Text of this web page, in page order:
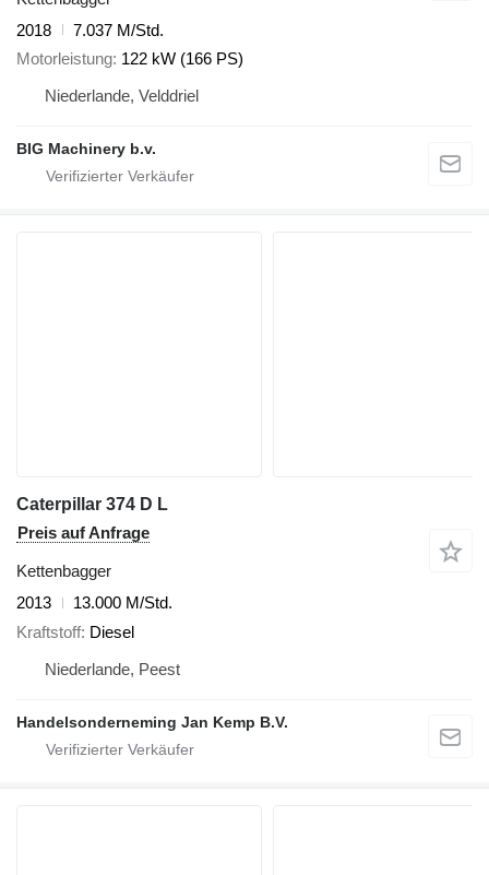
2018
7.037 M/Std.
Motorleistung 122 kW (166 PS)
Niederlande, Velddriel
BIG Machinery b.v.
Caterpillar 374 D L
Preis auf Anfrage
Kettenbagger
2013
13.000 M/Std.
Kraftstoff Diesel
Niederlande, Peest
Handelsonderneming Jan Kemp B.V.